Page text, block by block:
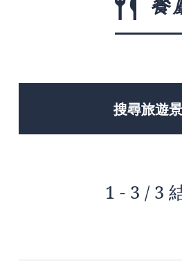
搜尋旅遊
1 - 3 / 3